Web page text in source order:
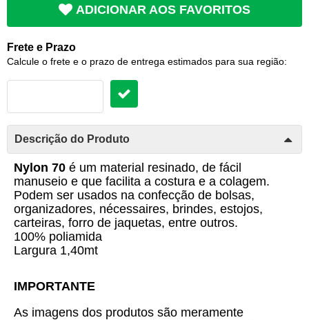
ADICIONAR AOS FAVORITOS
Frete e Prazo
Calcule o frete e o prazo de entrega estimados para sua região:
Descrição do Produto
Nylon 70 é um material resinado, de fácil
manuseio e que facilita a costura e a colagem.
Podem ser usados na confecção de bolsas,
organizadores, nécessaires, brindes, estojos,
carteiras, forro de jaquetas, entre outros.
100% poliamida
Largura 1,40mt
IMPORTANTE
As imagens dos produtos são meramente